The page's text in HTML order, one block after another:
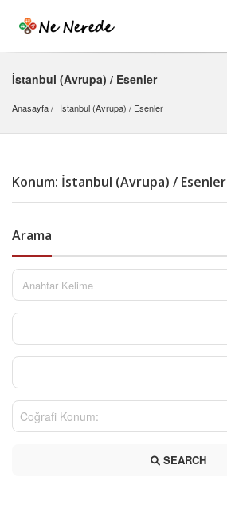
İstanbul (Avrupa) / Esenler
Anasayfa İstanbul (Avrupa) / Esenler
Konum: İstanbul (Avrupa) / Esenler
Arama
SEARCH